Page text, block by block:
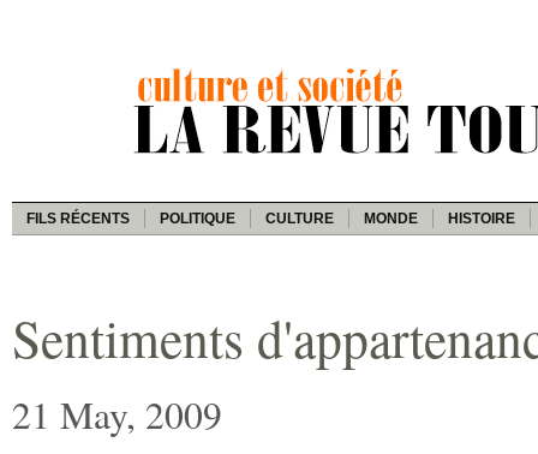
FILS RÉCENTS POLITIQUE CULTURE MONDE HISTOIRE
Sentiments
21 May, 2009